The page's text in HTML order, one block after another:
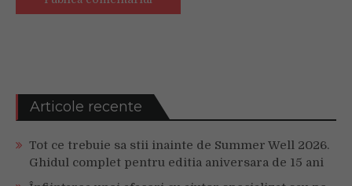
Articole recente
Tot ce trebuie sa stii inainte de Summer Well 2026.
Ghidul complet pentru editia aniversara de 15 ani